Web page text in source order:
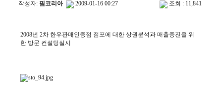
작성자: 핌코리아 2009-01-16 00:27 조회 : 11,841
2008년 2차 한우판매인증점 점포에 대한 상권분석과 매출증진을 위
한 방문 컨설팅실시